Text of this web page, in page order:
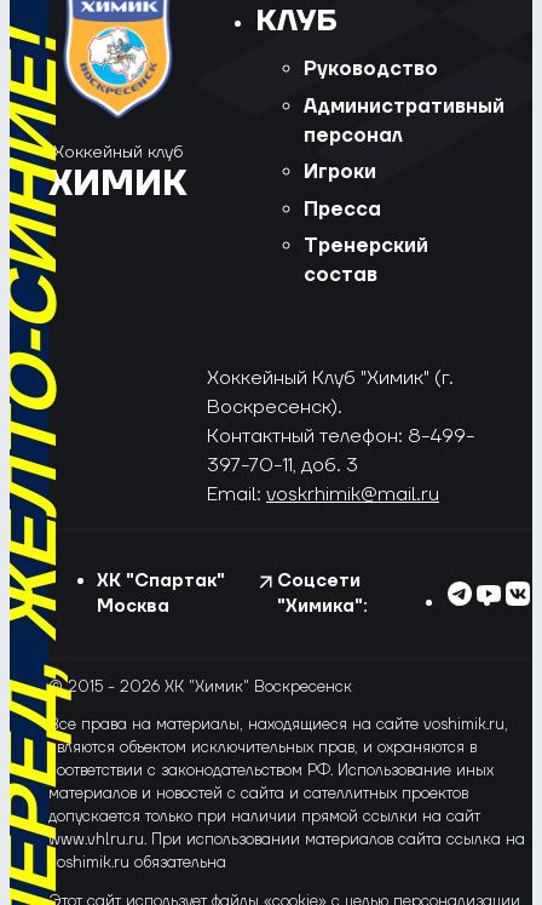
СИНИЕ!
Хоккейный клуб
ХИМИК
КЛУБ
Руководство
Административный
персонал
Игроки
Пресса
Тренерский
состав
Хоккейный Клуб "Химик" (г.
Воскресенск).
Контактный телефон: 8-499-
397-70-11, доб. 3
Email: voskrhimik@mail.ru
ХК "Спартак"
Москва
Соцсети
"Химика":
© 2015 - 2026 ХК "Химик" Воскресенск
Все права на материалы, находящиеся на сайте voshimik.ru,
являются объектом исключительных прав, и охраняются в
соответствии с законодательством РФ. Использование иных
материалов и новостей с сайта и сателлитных проектов
допускается только при наличии прямой ссылки на сайт
www.vhlru.ru. При использовании материалов сайта ссылка на
voshimik.ru обязательна